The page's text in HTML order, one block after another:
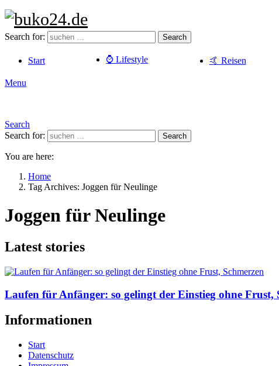
Search for: Search
Start ⌚️ Lifestyle 🤙 Reisen
Menu
Search
Search for:
Search
You are here:
Home
Tag Archives: Joggen für Neulinge
Joggen für Neulinge
Latest stories
Laufen für Anfänger: so gelingt der Einstieg ohne Frust,
Informationen
Start
Datenschutz